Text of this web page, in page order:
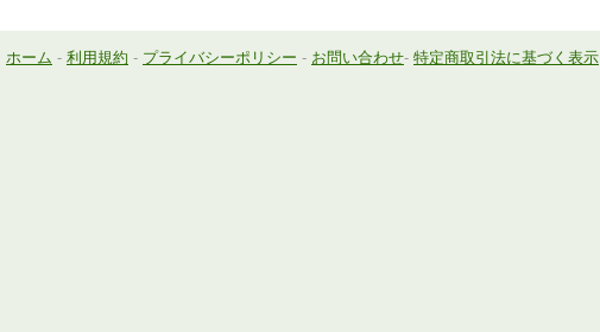
ホーム - 利用規約 - プライバシーポリシー - お問い合わせ- 特定商取引法に基づく表示